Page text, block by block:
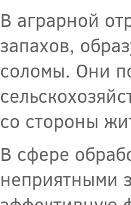
В аграрной
запахов,
соломы. Они
со стороны
В сфере
неприятными